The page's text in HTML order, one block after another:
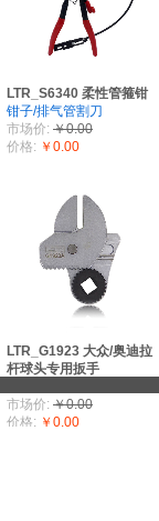
LTR_S6340 柔性管箍钳
钳子/排气管割刀
市场价: ￥0.00
价格: ￥0.00
LTR_G1923 大众/奥迪拉
杆球头专用扳手
市场价: ￥0.00
价格: ￥0.00